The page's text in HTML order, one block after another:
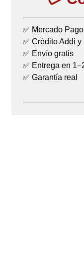
✅ Mercado Pago
✅ Crédito Addi
✅ Envío gratis
✅ Entrega en
✅ Garantía real